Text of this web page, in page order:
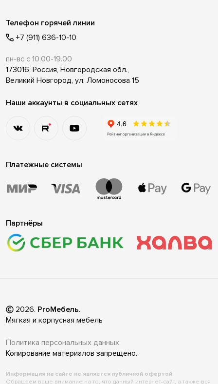
Телефон горячей линии
+7 (911) 636-10-10
пн-вс с 10.00-19.00
173016, Россия, Новгородская обл.,
Великий Новгород, ул. Ломоносова 15
Наши аккаунты в социальных сетях
Платежные системы
Партнёры
2026. ProМебель.
Мягкая и корпусная мебель
Политика персональных данных
Копирование материалов запрещено.
Информация на сайте не является публичной офертой
Обращаем ваше внимание на то, что данный интернет-сайт, а также вся